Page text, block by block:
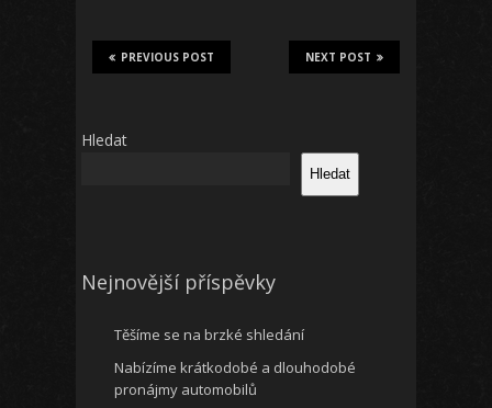
NEXT POST
PREVIOUS POST
Hledat
Hledat
Nejnovější příspěvky
Těšíme se na brzké shledání
Nabízíme krátkodobé a dlouhodobé
pronájmy automobilů